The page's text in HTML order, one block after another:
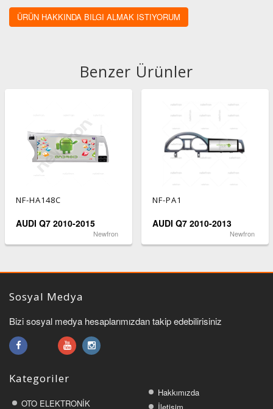
ayrıca harici mikrofon da içerir
Ses çıkış gücü 4X41W
ÜRÜN HAKKINDA BILGI ALMAK ISTIYORUM
Benzer Ürünler
NF-HA148C
AUDI Q7 2010-2015
Newfron
NF-PA1
AUDI Q7 2010-2013
Newfron
Sosyal Medya
Bizi sosyal medya hesaplarımızdan takip edebilirisiniz
Kategoriler
OTO ELEKTRONİK
Hakkımızda